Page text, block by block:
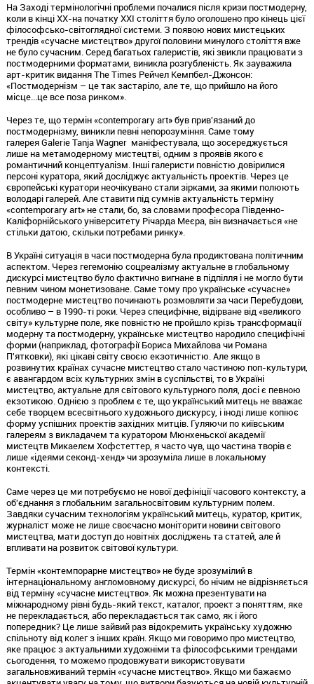
На Заході термінологічні проблеми почалися після кризи постмодерну,
коли в кінці XX-на початку XXI століття було оголошено про кінець цієї
філософсько-світоглядної системи. З появою нових мистецьких
трендів «сучасне мистецтво» другої половини минулого століття вже
не було сучасним. Серед багатьох галеристів, які звикли працювати з
постмодерними форматами, виникла розгубленість. Як зауважила
арт-критик видання The Times Рейчел Кемпбел-Джонсон:
«Постмодернізм – це так застаріло, але те, що прийшло на його
місце...це все поза ринком».
Через те, що термін «contemporary art» був прив'язаний до
постмодернізму, виникли певні непорозуміння. Саме тому
галерея Galerie Tanja Wagner маніфестувала, що зосереджується
лише на метамодерному мистецтві, одним з проявів якого є
романтичний концептуалізм. Інші галеристи повністю довірилися
персоні куратора, який досліджує актуальність проектів. Через це
європейські куратори неочікувано стали зірками, за якими полюють
володарі галерей. Але ставити під сумнів актуальність терміну
«contemporary art» не стали, бо, за словами професора Південно-
Каліфорнійського університету Річарда Меєра, він визначається «не
стільки датою, скільки потребами ринку».
В Україні ситуація в часи постмодерна була продиктована політичним
аспектом. Через гегемонію соцреалізму актуальне в глобальному
дискурсі мистецтво було фактично вигнане в підпілля і не могло бути
певним чином монетизоване. Саме тому про українське «сучасне»
постмодерне мистецтво починають розмовляти за часи Перебудови,
особливо – в 1990-ті роки. Через специфічне, відірване від «великого
світу» культурне поле, яке повністю не пройшло крізь трансформації
модерну та постмодерну, українське мистецтво народило специфічні
форми (наприклад, фотографії Бориса Михайлова чи Романа
П'ятковки), які цікаві світу своєю екзотичністю. Але якщо в
розвинутих країнах сучасне мистецтво стало частиною поп-культури,
є авангардом всіх культурних змін в суспільстві, то в Україні
мистецтво, актуальне для світового культурного поля, досі є певною
екзотикою. Однією з проблем є те, що український митець не вважає
себе творцем всесвітнього художнього дискурсу, і іноді лише копіює
форму успішних проектів західних митців. Гуляючи по київським
галереям з викладачем та куратором Мюнхеньскої академії
мистецтв Микаелєм Хофстеттер, я часто чув, що частина творів є
лише «ідеями секонд-хенд» чи зрозуміла лише в локальному
контексті.
Саме через це ми потребуємо не нової дефініції часового контексту, а
об'єднання з глобальним загальносвітовим культурним полем.
Завдяки сучасним технологіям український митець, куратор, критик,
журналіст може не лише своєчасно моніторити новини світового
мистецтва, мати доступ до новітніх досліджень та статей, але й
впливати на розвиток світової культури.
Термін «контемпорарне мистецтво» не буде зрозумілий в
інтернаціональному англомовному дискурсі, бо нічим не відрізняється
від терміну «сучасне мистецтво». Як можна презентувати на
міжнародному рівні будь-який текст, каталог, проект з поняттям, яке
не перекладається, або перекладається так само, як і його
попередник? Це лише зайвий раз відокремить українську художню
спільноту від колег з інших країн. Якщо ми говоримо про мистецтво,
яке працює з актуальними художніми та філософськими трендами
сьогодення, то можемо продовжувати використовувати
загальновживаний термін «сучасне мистецтво». Якщо ми бажаємо